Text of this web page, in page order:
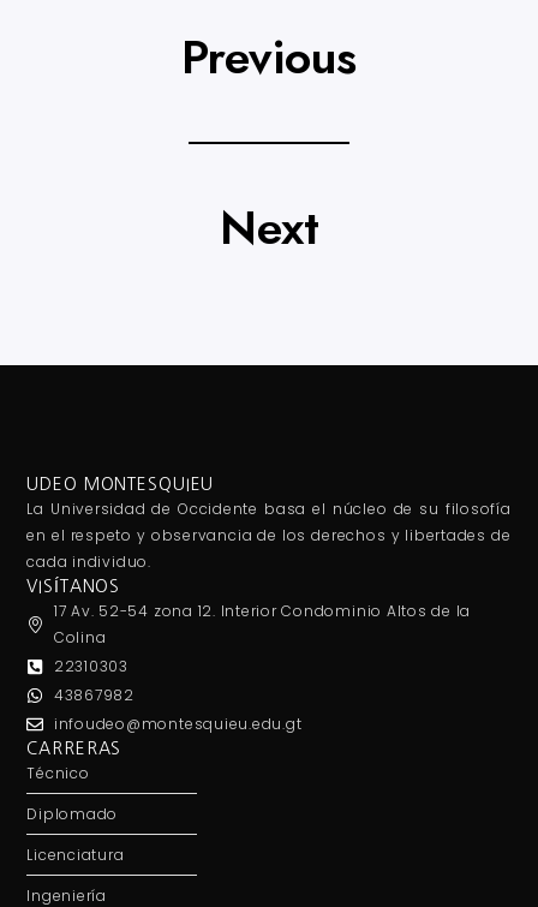
Previous
Next
UDEO MONTESQUIEU
La Universidad de Occidente basa el núcleo de su filosofía
en el respeto y observancia de los derechos y libertades de
cada individuo.
VISÍTANOS
17 Av. 52-54 zona 12. Interior Condominio Altos de la
Colina
22310303
43867982
infoudeo@montesquieu.edu.gt
CARRERAS
Técnico
Diplomado
Licenciatura
Ingeniería